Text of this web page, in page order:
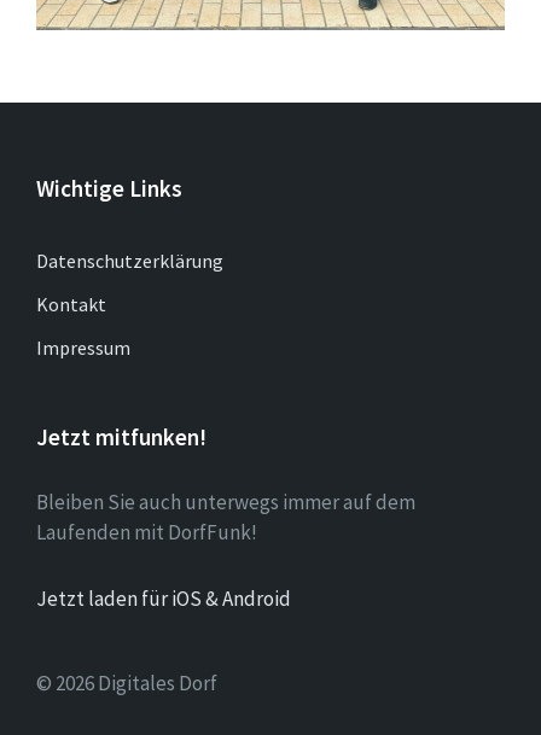
Wichtige Links
Datenschutzerklärung
Kontakt
Impressum
Jetzt mitfunken!
Bleiben Sie auch unterwegs immer auf dem
Laufenden mit DorfFunk!
Jetzt laden für iOS & Android
© 2026 Digitales Dorf